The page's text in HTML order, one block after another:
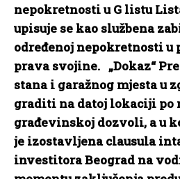
nepokretnosti u G listu
upisuje se kao službena
određenoj nepokretnosti u
prava svojine. „Dokaz“
stana i garažnog mjesta u
graditi na datoj lokaciji po
građevinskoj dozvoli, a u
je izostavljena clausula
investitora Beograd na